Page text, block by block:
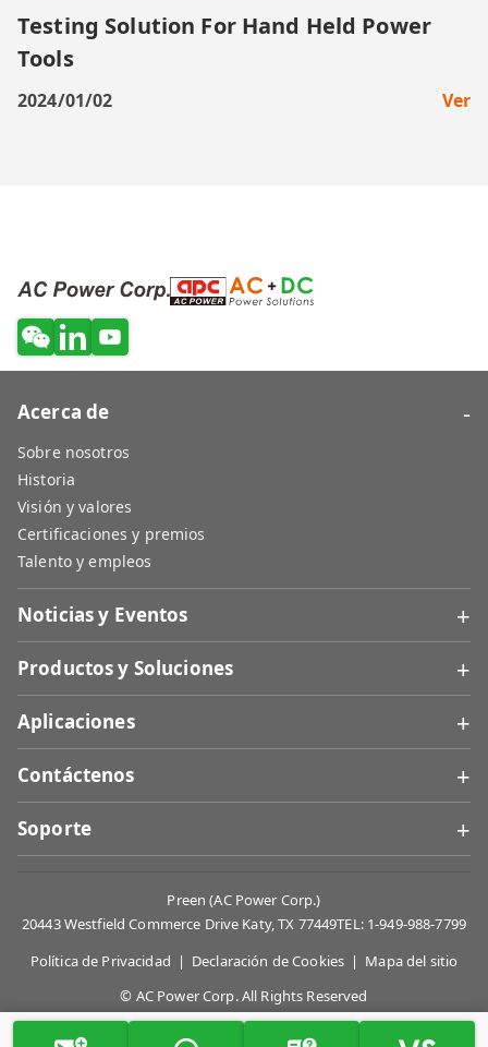
Testing Solution For Hand Held Power
Tools
2024/01/02 Ver
Acerca de -
Sobre nosotros
Historia
Visión y valores
Certificaciones y premios
Talento y empleos
Noticias y Eventos +
Productos y Soluciones +
Aplicaciones +
Contáctenos +
Soporte +
Preen (AC Power Corp.)
20443 Westfield Commerce Drive Katy, TX 77449TEL: 1-949-988-7799
Política de Privacidad | Declaración de Cookies | Mapa del sitio
© AC Power Corp. All Rights Reserved